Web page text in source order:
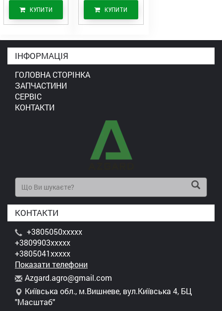
КУПИТИ КУПИТИ
ІНФОРМАЦІЯ
ГОЛОВНА СТОРІНКА
ЗАПЧАСТИНИ
СЕРВІС
КОНТАКТИ
КОНТАКТИ
+3805050xxxxx
+3809903xxxxx
+3805041xxxxx
Показати телефони
Azgard.agro@gmail.com
Київська обл., м.Вишневе, вул.Київська 4, БЦ
"Масштаб"